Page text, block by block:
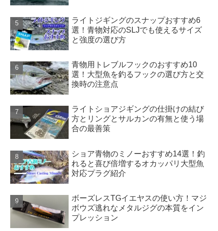
ライトジギングのスナップおすすめ6
選！青物対応のSLJでも使えるサイズ
と強度の選び方
青物用トレブルフックのおすすめ10
選！大型魚を釣るフックの選び方と交
換時の注意点
ライトショアジギングの仕掛けの結び
方とリングとサルカンの有無と使う場
合の最善策
ショア青物のミノーおすすめ14選！釣
れると喜び倍増するオカッパリ大型魚
対応プラグ紹介
ボーズレスTGイエヤスの使い方！マジ
ボウズ逃れなメタルジグの本質をイン
プレッション